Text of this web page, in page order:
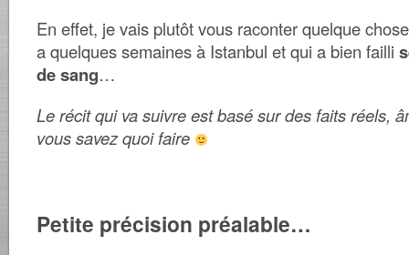
En effet, je vais plutôt vous raconter quelque
a quelques semaines à Istanbul et qui a bien failli
de sang…
Le récit qui va suivre est basé sur des faits réels,
vous savez quoi faire
Petite précision préalable…